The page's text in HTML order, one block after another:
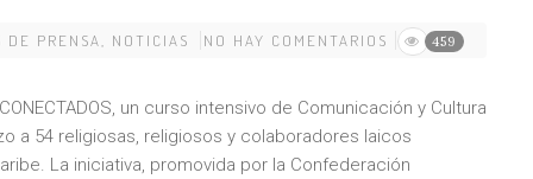
DE PRENSA NOTICIAS NO HAY COMENTARIOS 459
un curso intensivo de Comunicación y Cultura
a 54 religiosas, religiosos y colaboradores laicos
La iniciativa, promovida por la Confederación